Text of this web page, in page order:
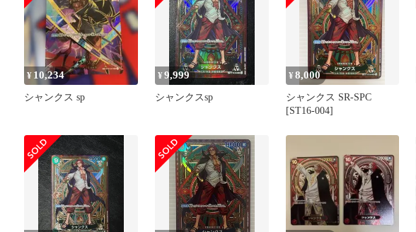
¥ 10,234
シャンクス sp
¥9,999
シャンクスsp
¥8,000
シャンクス SR-SPC
[ST16-004]